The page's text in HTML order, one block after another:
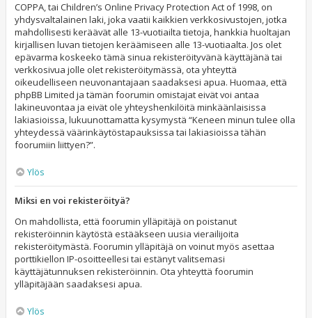
COPPA, tai Children’s Online Privacy Protection Act of 1998, on
yhdysvaltalainen laki, joka vaatii kaikkien verkkosivustojen, jotka
mahdollisesti keräävät alle 13-vuotiailta tietoja, hankkia huoltajan
kirjallisen luvan tietojen keräämiseen alle 13-vuotiaalta. Jos olet
epävarma koskeeko tämä sinua rekisteröityvänä käyttäjänä tai
verkkosivua jolle olet rekisteröitymässä, ota yhteyttä
oikeudelliseen neuvonantajaan saadaksesi apua. Huomaa, että
phpBB Limited ja tämän foorumin omistajat eivät voi antaa
lakineuvontaa ja eivät ole yhteyshenkilöitä minkäänlaisissa
lakiasioissa, lukuunottamatta kysymystä “Keneen minun tulee olla
yhteydessä väärinkäytöstapauksissa tai lakiasioissa tähän
foorumiin liittyen?”.
Ylös
Miksi en voi rekisteröityä?
On mahdollista, että foorumin ylläpitäjä on poistanut
rekisteröinnin käytöstä estääkseen uusia vierailijoita
rekisteröitymästä. Foorumin ylläpitäjä on voinut myös asettaa
porttikiellon IP-osoitteellesi tai estänyt valitsemasi
käyttäjätunnuksen rekisteröinnin. Ota yhteyttä foorumin
ylläpitäjään saadaksesi apua.
Ylös